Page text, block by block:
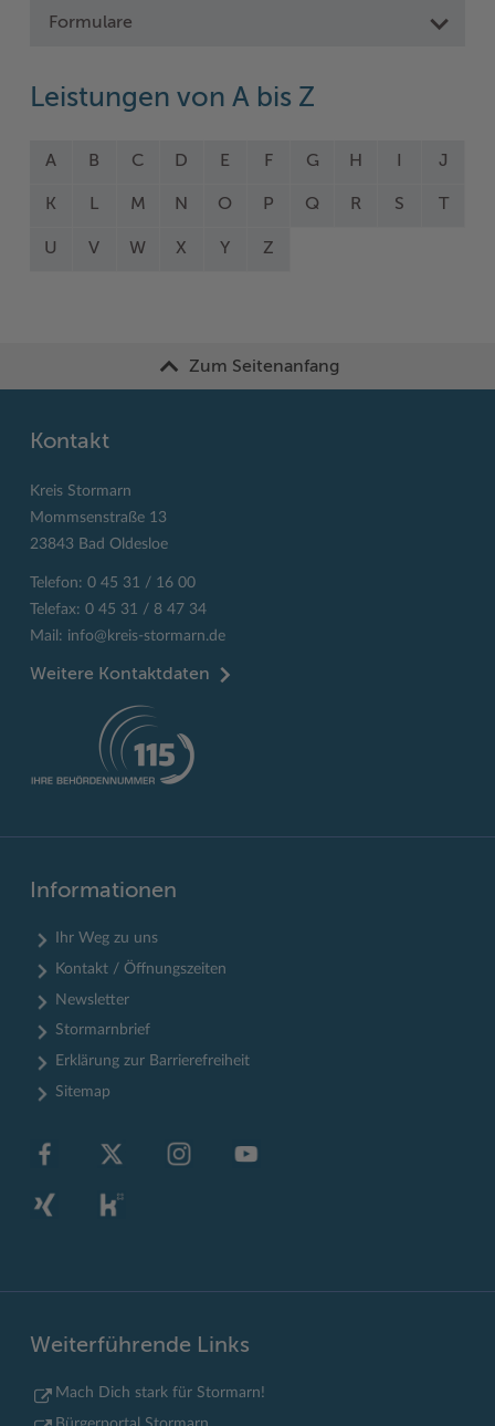
Formulare
Leistungen von A bis Z
A B C D E F G H J
K L M N O P Q R S T
U V W X Y Z
Zum Seitenanfang
Kontakt
Kreis Stormarn
Mommsenstraße 13
23843 Bad Oldesloe
Telefon: 0 45 31 / 16 00
Telefax: 0 45 31 / 8 47 34
Mail: info@kreis-stormarn.de
Weitere Kontaktdaten
Informationen
Ihr Weg zu uns
Kontakt / Öffnungszeiten
Newsletter
Stormarnbrief
Erklärung zur Barrierefreiheit
Sitemap
Weiterführende Links
Mach Dich stark für Stormarn!